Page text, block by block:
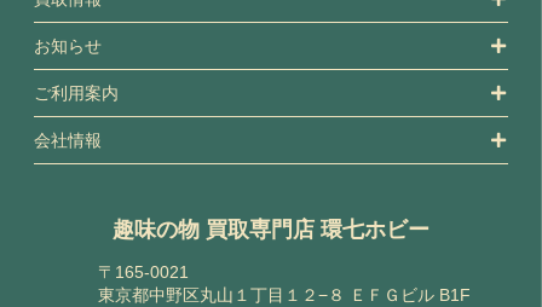
お知らせ
ご利用案内
会社情報
趣味の物 買取専門店 環七ホビー
〒165-0021
東京都中野区丸山１丁目１２−８ ＥＦＧビル B1F